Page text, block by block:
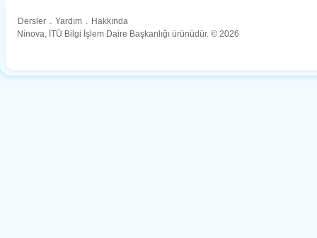
Dersler . Yardım . Hakkında
Ninova, İTÜ Bilgi İşlem Daire Başkanlığı ürünüdür. © 2026